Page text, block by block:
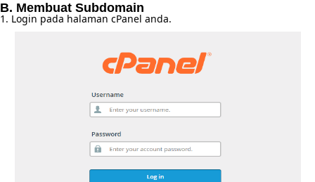
B. Membuat Subdomain
1 . Login pada halaman cPanel anda.